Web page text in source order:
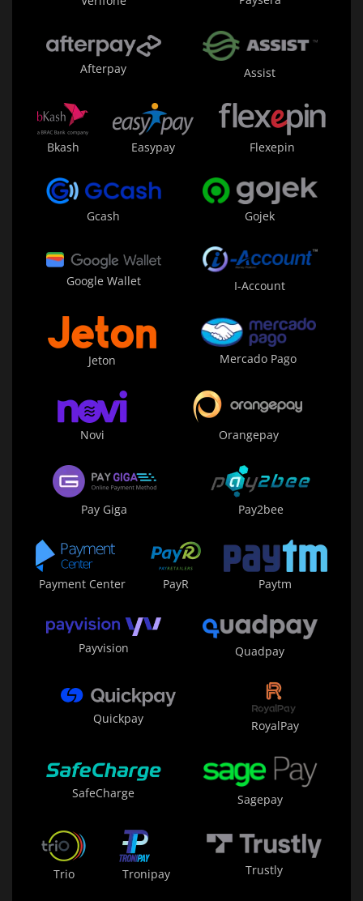
Afterpay Assist
Bkash Easypay Flexepin
Gcash Gojek
Google Wallet I-Account
Jeton Mercado Pago
Novi Orangepay
Pay Giga Pay2bee
Payment Center PayR Paytm
Payvision Quadpay
Quickpay RoyalPay
SafeCharge Sagepay
Trio Tronipay Trustly